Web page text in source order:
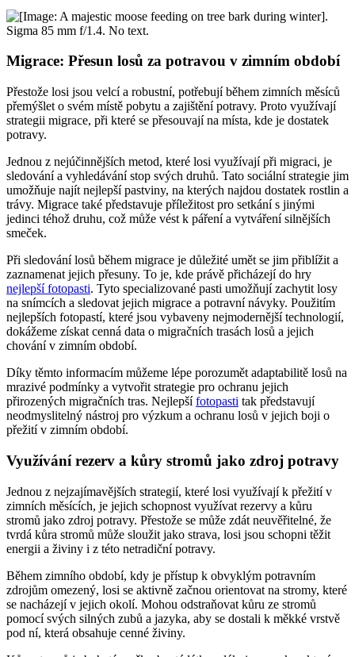
Migrace: Přesun losů za potravou v zimním období
Přestože losi jsou velcí a robustní, potřebují během zimních měsíců
přemýšlet o svém místě pobytu a zajištění potravy. Proto využívají
strategii migrace, při které se přesouvají na místa, kde je dostatek
potravy.
Jednou z nejúčinnějších metod, které losi využívají při migraci, je
sledování a vyhledávání stop svých druhů. Tato sociální strategie jim
umožňuje najít nejlepší pastviny, na kterých najdou dostatek rostlin a
trávy. Migrace také představuje příležitost pro setkání s jinými
jedinci téhož druhu, což může vést k páření a vytváření silnějších
smeček.
Při sledování losů během migrace je důležité umět se jim přiblížit a
zaznamenat jejich přesuny. To je, kde právě přicházejí do hry
nejlepší fotopasti. Tyto specializované pasti umožňují zachytit losy
na snímcích a sledovat jejich migrace a potravní návyky. Použitím
nejlepších fotopastí, které jsou vybaveny nejmodernější technologií,
dokážeme získat cenná data o migračních trasách losů a jejich
chování v zimním období.
Díky těmto informacím můžeme lépe porozumět adaptabilitě losů na
mrazivé podmínky a vytvořit strategie pro ochranu jejich
přirozených migračních tras. Nejlepšífotopasti tak představují
neodmyslitelný nástroj pro výzkum a ochranu losů v jejich boji o
přežití v zimním období.
Využívání rezerv a kůry stromů jako zdroj potravy
Jednou z nejzajímavějších strategií, které losi využívají k přežití v
zimních měsících, je jejich schopnost využívat rezervy a kůru
stromů jako zdroj potravy. Přestože se může zdát neuvěřitelné, že
tvrdá kůra stromů může sloužit jako strava, losi jsou schopni těžit
energii a živiny i z této netradiční potravy.
Během zimního období, kdy je přístup k obvyklým potravním
zdrojům omezený, losi se aktivně začnou orientovat na stromy, které
se nacházejí v jejich okolí. Mohou odstraňovat kůru ze stromů
pomocí svých silných zubů a jazyka, aby se dostali k měkké vrstvě
pod ní, která obsahuje cenné živiny.